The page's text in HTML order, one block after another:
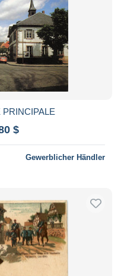
$
Gewerblicher Händler